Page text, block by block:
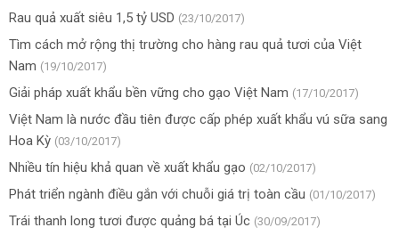
Rau quả xuất siêu 1,5 tỷ USD (23/10/2017)
Tìm cách mở rộng thị trường cho hàng rau quả tươi của Việt
Nam (19/10/2017)
Giải pháp xuất khẩu bền vững cho gạo Việt Nam (17/10/2017)
Việt Nam là nước đầu tiên được cấp phép xuất khẩu vú sữa sang
Hoa Kỳ (03/10/2017)
Nhiều tín hiệu khả quan về xuất khẩu gạo (02/10/2017)
Phát triển ngành điều gắn với chuỗi giá trị toàn cầu (01/10/2017)
Trái thanh long tươi được quảng bá tại Úc (30/09/2017)